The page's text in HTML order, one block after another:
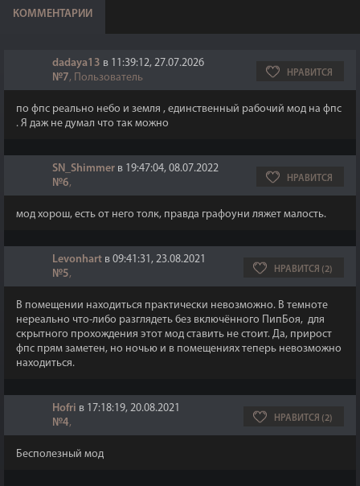
КОММЕНТАРИИ
dadaya13 в 11:39:12, 27.07.2026
№7, Пользователь НРАВИТСЯ
по фпс реально небо и земля , единственный рабочий мод на фпс
. Я даж не думал что так можно
SN_Shimmer в 19:47:04, 08.07.2022
№6, НРАВИТСЯ
мод хорош, есть от него толк, правда графоуни ляжет малость.
Levonhart в 09:41:31, 23.08.2021
№5, НРАВИТСЯ (2)
В помещении находиться практически невозможно. В темноте
нереально что-либо разглядеть без включённого ПипБоя, для
скрытного прохождения этот мод ставить не стоит. Да, прирост
фпс прям заметен, но ночью и в помещениях теперь невозможно
находиться.
Hofri в 17:18:19, 20.08.2021
№4, НРАВИТСЯ (2)
Бесполезный мод